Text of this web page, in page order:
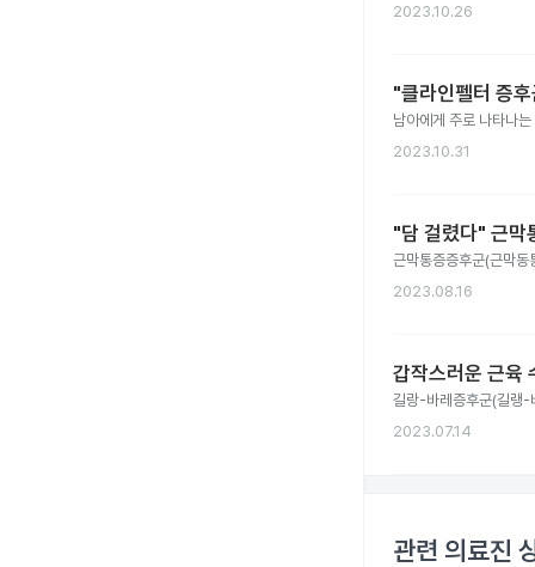
2023.10.26
"클라인펠터 증
남아에게 주로 나타나
2023.10.31
"담 걸렸다" 근막
근막통증증후군(근막동
2023.08.16
갑작스러운 근육
길랑-바레증후군(길랭-
2023.07.14
관련 의료진